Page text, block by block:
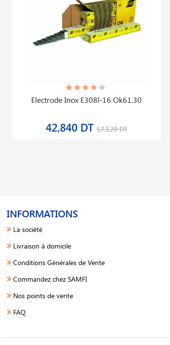
Electrode Inox E308l-16 Ok61.30
42,840 DT57,120 DT
INFORMATIONS
La société
Livraison à domicile
Conditions Générales de Vente
Commandez chez SAMFI
Nos points de vente
FAQ